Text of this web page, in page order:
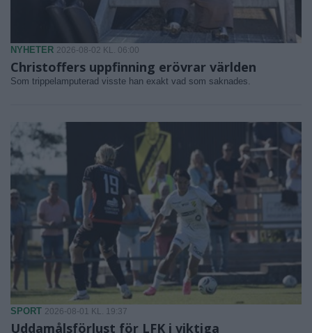
NYHETER 2026-08-02 KL. 06:00
Christoffers uppfinning erövrar världen
Som trippelamputerad visste han exakt vad som saknades.
SPORT 2026-08-01 KL. 19:37
Uddamålsförlust för LFK i viktiga